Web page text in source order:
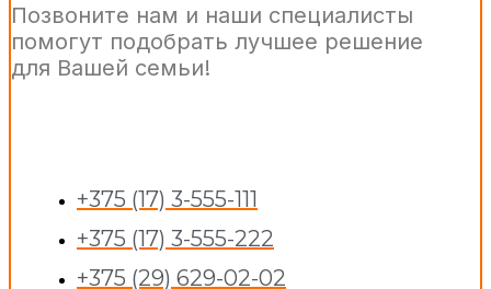
Позвоните нам и наши специалисты
помогут подобрать лучшее решение
для Вашей семьи!
+375 (17) 3-555-111
+375 (17) 3-555-222
+375 (29) 629-02-02